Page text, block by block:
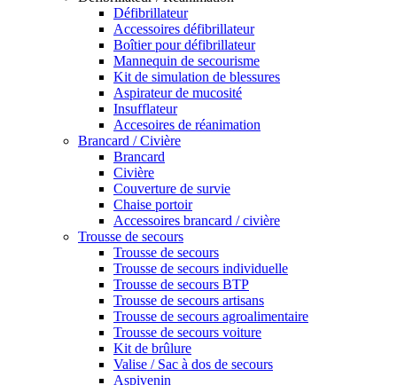
Défibrillateur
Accessoires défibrillateur
Boîtier pour défibrillateur
Mannequin de secourisme
Kit de simulation de blessures
Aspirateur de mucosité
Insufflateur
Accesoires de réanimation
Brancard / Civière
Brancard
Civière
Couverture de survie
Chaise portoir
Accessoires brancard / civière
Trousse de secours
Trousse de secours
Trousse de secours individuelle
Trousse de secours BTP
Trousse de secours artisans
Trousse de secours agroalimentaire
Trousse de secours voiture
Kit de brûlure
Valise / Sac à dos de secours
Aspivenin